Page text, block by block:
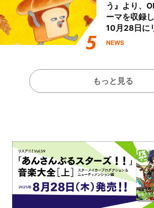
う』より、
ーマを収録
10月28日に
NEWS
もっと見る